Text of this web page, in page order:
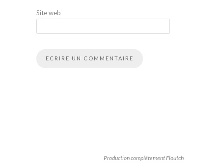
Site web
Production complétement Floutch